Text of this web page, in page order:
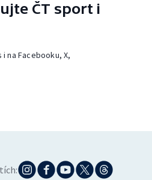
ČT sport i
na Facebooku, X,